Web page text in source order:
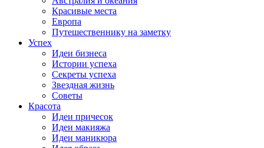
Красивые места
Европа
Путешественнику на заметку
Успех
Идеи бизнеса
Истории успеха
Секреты успеха
Звездная жизнь
Советы
Красота
Идеи причесок
Идеи макияжа
Идеи маникюра